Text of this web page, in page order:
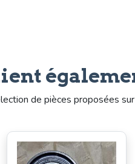
de pièces proposées